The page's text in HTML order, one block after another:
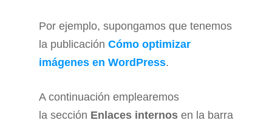
Por ejemplo, supongamos que tenemos
la publicación Cómo optimizar
imágenes en WordPress.
A continuación emplearemos
la sección Enlaces internos en la barra